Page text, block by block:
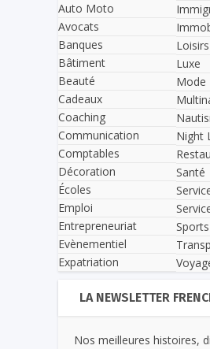
Auto Moto
Avocats
Banques
Bâtiment
Beauté
Cadeaux
Coaching
Communication
Comptables
Décoration
Écoles
Emploi
Entrepreneuriat
Evènementiel
Expatriation
Loisirs
Luxe
Mode
Night
Santé
Sports
LA NEWSLETTER
Nos meilleures histoires,